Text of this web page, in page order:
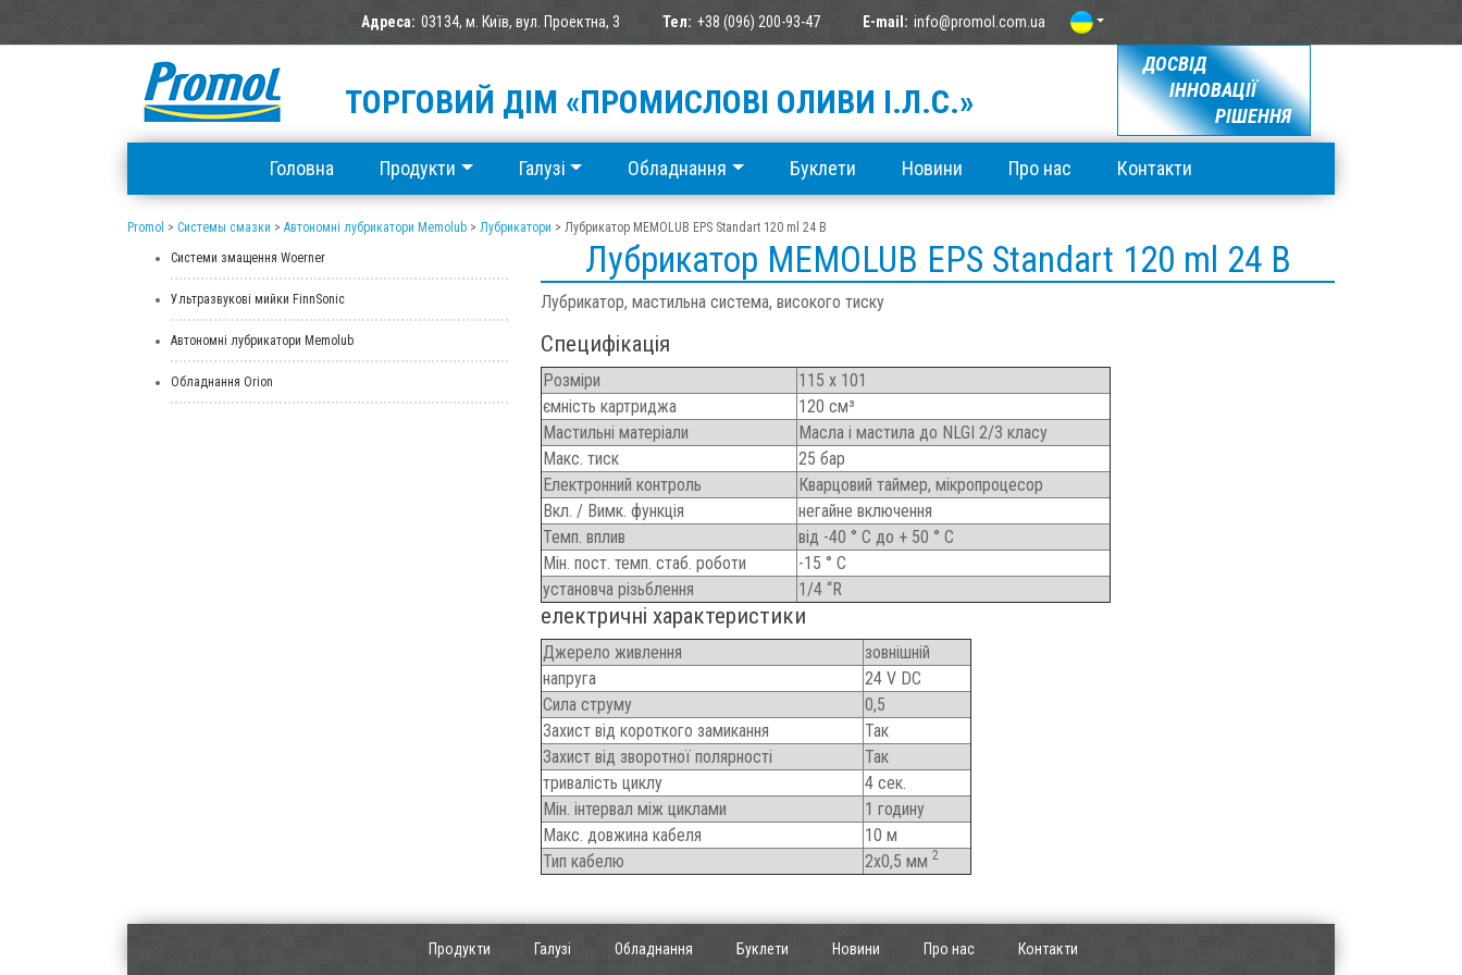
Адреса: 03134, м. Київ, вул. Проектна, 3 Тел: +38 (096) 200-93-47 E-mail: info@promol.com.ua
ТОРГОВИЙ ДІМ «ПРОМИСЛОВІ ОЛИВИ І.Л.С.»
ДОСВІД
ІННОВАЦІЇ
РІШЕННЯ
Головна Продукти Галузі Обладнання Буклети Новини Про нас Контакти
Promol > Системы смазки > Автономні лубрикатори Memolub > Лубрикатори > Лубрикатор MEMOLUB EPS Standart 120 ml 24 В
Системи змащення Woerner
Ультразвукові мийки FinnSonic
Автономні лубрикатори Memolub
Обладнання Orion
Лубрикатор MEMOLUB EPS Standart 120 ml 24 В
Лубрикатор, мастильна система, високого тиску
Специфікація
Розміри
115 x 101
ємність картриджа
120 см³
Мастильні матеріали
Масла і мастила до NLGI 2/3 класу
Макс. тиск
25 бар
Електронний контроль
Кварцовий таймер, мікропроцесор
Вкл. / Вимк. функція
негайне включення
Темп. вплив
від -40 ° C до + 50 ° C
Мін. пост. темп. стаб. роботи
-15 ° C
установча різьблення
1/4 “R
електричні характеристики
Джерело живлення
зовнішній
напруга
24 V DC
Сила струму
0,5
Захист від короткого замикання
Так
Захист від зворотної полярності
Так
тривалість циклу
4 сек.
Мін. інтервал між циклами
1 годину
Макс. довжина кабеля
10 м
Тип кабелю
2х0,5 мм 2
Продукти Галузі Обладнання Буклети Новини Про нас Контакти